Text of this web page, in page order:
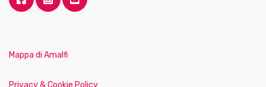
Mappa di Amalfi
Privacy & Cookie Policy